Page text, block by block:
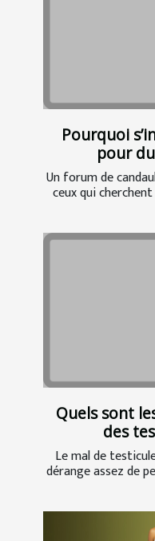
Pourquoi
pour
Un forum de
ceux qui
Quels sont
des
Le mal de
dérange assez de